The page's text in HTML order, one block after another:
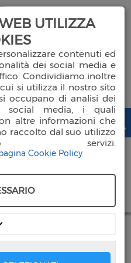
Sanitari
ORA
e
UTILIZZA
contenuti ed
dei social media e
Condividiamo inoltre
si utilizza il nostro sito
occupano di analisi dei
social media, i quali
altre informazioni che
raccolto dal suo utilizzo
servizi.
Cookie Policy